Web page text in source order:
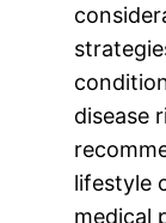
disease
lifestyle
medical